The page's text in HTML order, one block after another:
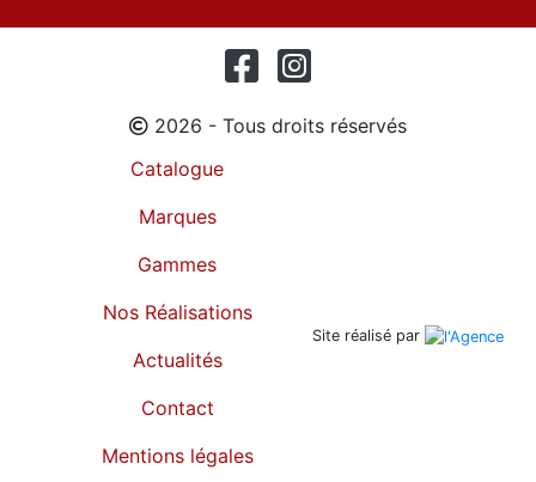
2026 - Tous droits réservés
Catalogue
Marques
Gammes
Nos Réalisations
Actualités
Contact
Mentions légales
Site réalisé par